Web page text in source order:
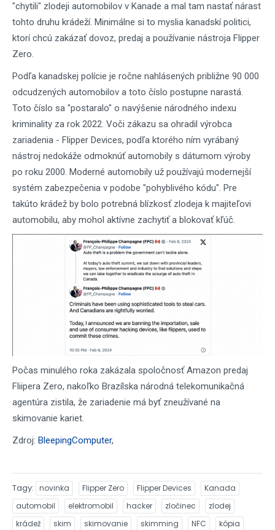
"chytili" zlodeji automobilov v Kanade a mal tam nastať nárast
tohto druhu krádeží. Minimálne si to myslia kanadskí politici,
ktorí chcú zakázať dovoz, predaj a používanie nástroja Flipper
Zero.
Podľa kanadskej polície je ročne nahlásených približne 90 000
odcudzených automobilov a toto číslo postupne narastá.
Toto číslo sa "postaralo" o navýšenie národného indexu
kriminality za rok 2022. Voči zákazu sa ohradil výrobca
zariadenia - Flipper Devices, podľa ktorého ním vyrábaný
nástroj nedokáže odmoknúť automobily s dátumom výroby
po roku 2000. Moderné automobily už používajú modernejší
systém zabezpečenia v podobe "pohyblivého kódu". Pre
takúto krádež by bolo potrebná blízkosť zlodeja k majiteľovi
automobilu, aby mohol aktívne zachytiť a blokovať kľúč.
Počas minulého roka zakázala spoločnosť Amazon predaj
Fliipera Zero, nakoľko Brazílska národná telekomunikačná
agentúra zistila, že zariadenie má byť zneužívané na
skimovanie kariet.
Zdroj: BleepingComputer,
Tagy novinka Flipper Zero Flipper Devices
Kanada
automobil
elektromobil hacker zločinec
zlodej
krádež
skim skimovanie skimming NFC
kópia